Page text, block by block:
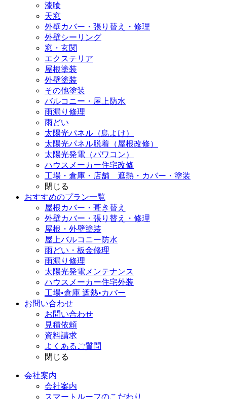
漆喰
天窓
外壁カバー・張り替え・修理
外壁シーリング
窓・玄関
エクステリア
屋根塗装
外壁塗装
その他塗装
バルコニー・屋上防水
雨漏り修理
雨どい
太陽光パネル（鳥よけ）
太陽光パネル脱着（屋根改修）
太陽光発電（パワコン）
ハウスメーカー住宅改修
工場・倉庫・店舗 遮熱・カバー・塗装
閉じる
おすすめのプラン一覧
屋根カバー・葺き替え
外壁カバー・張り替え・修理
屋根・外壁塗装
屋上バルコニー防水
雨どい・板金修理
雨漏り修理
太陽光発電メンテナンス
ハウスメーカー住宅外装
工場•倉庫 遮熱•カバー
お問い合わせ
お問い合わせ
見積依頼
資料請求
よくあるご質問
閉じる
会社案内
会社案内
スマートルーフのこだわり